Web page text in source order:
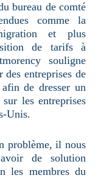
bureau de comté
comme la
et plus
de tarifs à
souligne
des entreprises de
de dresser un
les entreprises
Unis.
problème, il nous
de solution
les membres du